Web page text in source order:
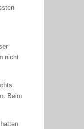
nicht
Beim